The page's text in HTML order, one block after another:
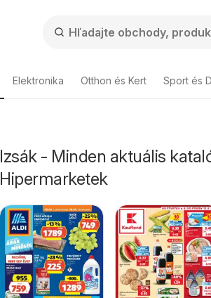
Elektronika Otthon és Kert Sport és
Izsák - Minden aktuális
Hipermarketek